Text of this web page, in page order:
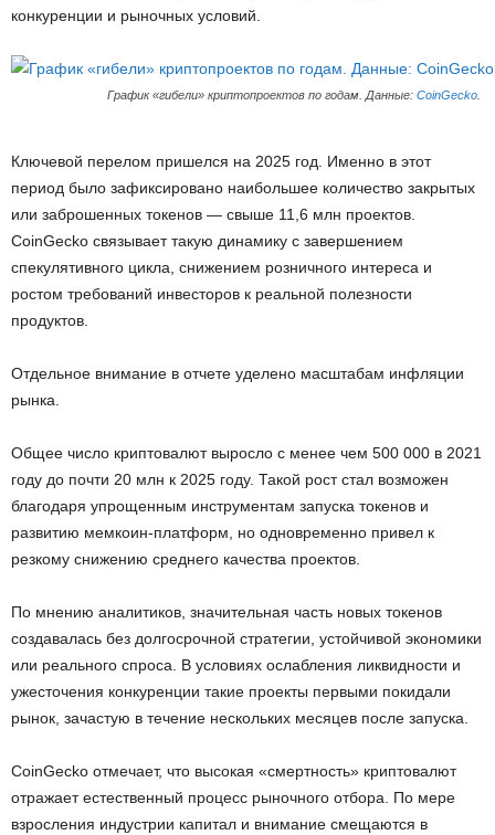
конкуренции и рыночных условий.
График «гибели» криптопроектов по годам. Данные: CoinGecko.
Ключевой перелом пришелся на 2025 год. Именно в этот
период было зафиксировано наибольшее количество закрытых
или заброшенных токенов — свыше 11,6 млн проектов.
CoinGecko связывает такую динамику с завершением
спекулятивного цикла, снижением розничного интереса и
ростом требований инвесторов к реальной полезности
продуктов.
Отдельное внимание в отчете уделено масштабам инфляции
рынка.
Общее число криптовалют выросло с менее чем 500 000 в 2021
году до почти 20 млн к 2025 году. Такой рост стал возможен
благодаря упрощенным инструментам запуска токенов и
развитию мемкоин-платформ, но одновременно привел к
резкому снижению среднего качества проектов.
По мнению аналитиков, значительная часть новых токенов
создавалась без долгосрочной стратегии, устойчивой экономики
или реального спроса. В условиях ослабления ликвидности и
ужесточения конкуренции такие проекты первыми покидали
рынок, зачастую в течение нескольких месяцев после запуска.
CoinGecko отмечает, что высокая «смертность» криптовалют
отражает естественный процесс рыночного отбора. По мере
взросления индустрии капитал и внимание смещаются в